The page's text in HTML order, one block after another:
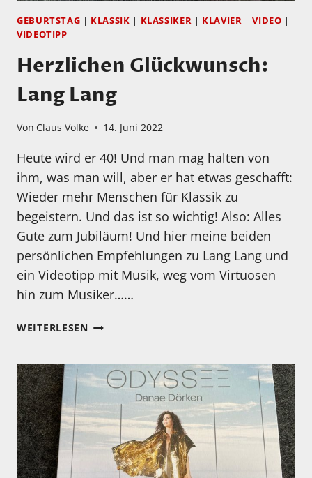
GEBURTSTAG KLASSIK KLASSIKER KLAVIER |VIDEO
VIDEOTIPP
Herzlichen Glückwunsch:
Lang Lang
Von Claus Volke 14. Juni 2022
Heute wird er 40! Und man mag halten von
ihm, was man will, aber er hat etwas geschafft:
Wieder mehr Menschen für Klassik zu
begeistern. Und das ist so wichtig! Also: Alles
Gute zum Jubiläum! Und hier meine beiden
persönlichen Empfehlungen zu Lang Lang und
ein Videotipp mit Musik, weg vom Virtuosen
hin zum Musiker……
WEITERLESENHERZLICHEN
LANG